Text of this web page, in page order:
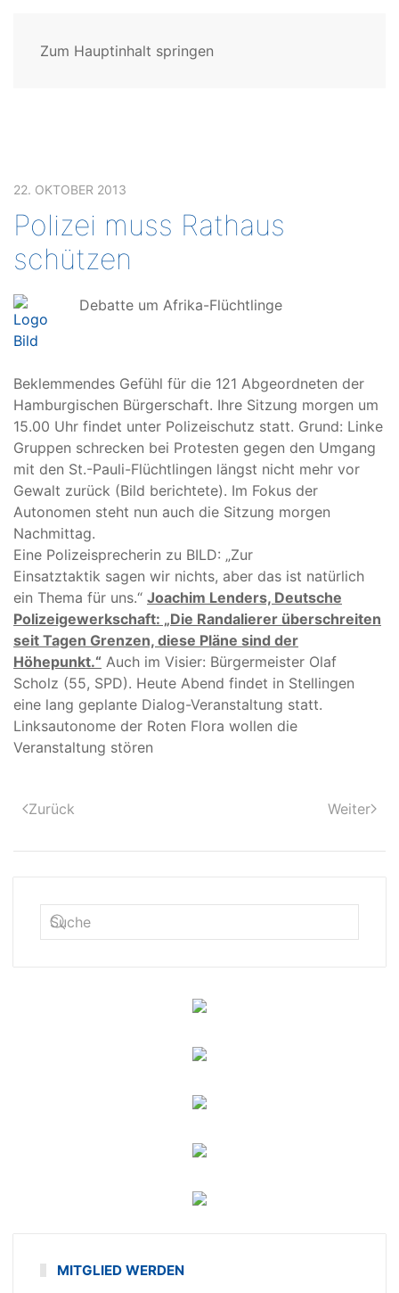
Zum Hauptinhalt springen
22. OKTOBER 2013
Polizei muss Rathaus
schützen
Debatte um Afrika-Flüchtlinge
Beklemmendes Gefühl für die 121 Abgeordneten der
Hamburgischen Bürgerschaft. Ihre Sitzung morgen um
15.00 Uhr findet unter Polizeischutz statt. Grund: Linke
Gruppen schrecken bei Protesten gegen den Umgang
mit den St.-Pauli-Flüchtlingen längst nicht mehr vor
Gewalt zurück (Bild berichtete). Im Fokus der
Autonomen steht nun auch die Sitzung morgen
Nachmittag.
Eine Polizeisprecherin zu BILD: „Zur
Einsatztaktik sagen wir nichts, aber das ist natürlich
ein Thema für uns.“ Joachim Lenders, Deutsche
Polizeigewerkschaft: „Die Randalierer überschreiten
seit Tagen Grenzen, diese Pläne sind der
Höhepunkt.“ Auch im Visier: Bürgermeister Olaf
Scholz (55, SPD). Heute Abend findet in Stellingen
eine lang geplante Dialog-Veranstaltung statt.
Linksautonome der Roten Flora wollen die
Veranstaltung stören
Zurück Weiter
MITGLIED WERDEN